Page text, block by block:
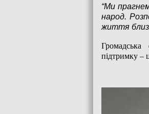
“Ми
народ.
життя
Громадська
підтримку –